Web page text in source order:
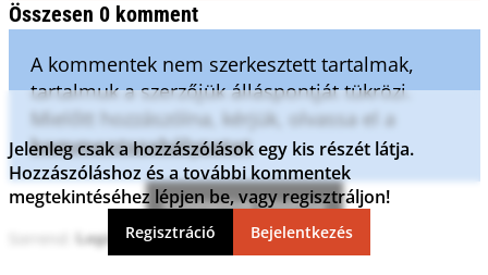
Összesen 0 komment
A kommentek nem szerkesztett tartalmak,
tartalmuk a szerzőjük álláspontját tükrözi.
Mielőtt hozzászólna, kérjük, olvassa el a
kommentszabályzatot.
Kommentek frissítése
Jelenleg csak a hozzászólások egy kis részét látja.
Hozzászóláshoz és a további kommentek
megtekintéséhez lépjen be, vagy regisztráljon!
Regisztráció Bejelentkezés